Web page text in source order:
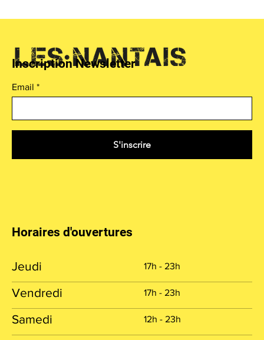
Jeudi 17h - 23h
Vendredi 17h - 23h
Samedi 12h - 23h
Horaires d'ouvertures
Inscription Newsletter
Email
S'inscrire